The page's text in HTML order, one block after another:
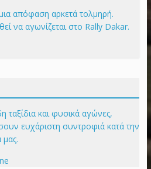
απόφαση αρκετά τολμηρή.
να αγωνίζεται στο Rally Dakar.
ταξίδια και φυσικά αγώνες,
ευχάριστη συντροφιά κατά την
μας.